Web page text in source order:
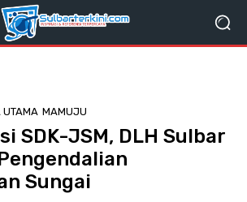
UTAMA MAMUJU
SDK-JSM, DLH Sulbar
Sungai